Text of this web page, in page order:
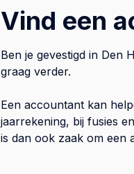
Vind een
Ben je gevestigd in Den
graag verder.
Een accountant kan
jaarrekening, bij fusies
is dan ook zaak om een